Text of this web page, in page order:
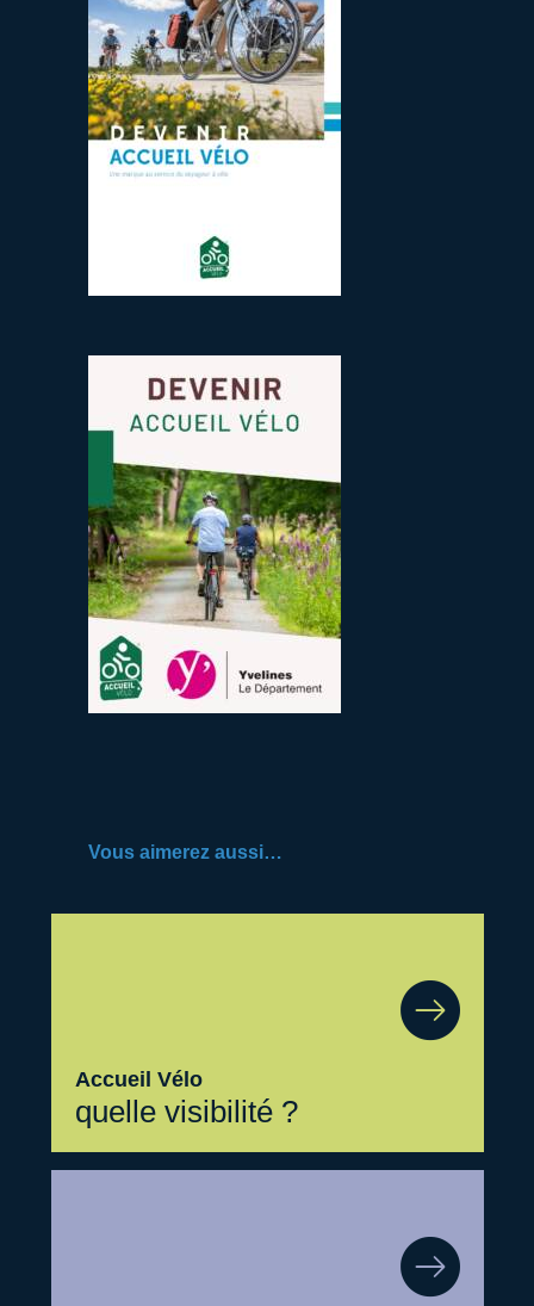
Vous aimerez aussi…
Accueil Vélo
quelle visibilité ?